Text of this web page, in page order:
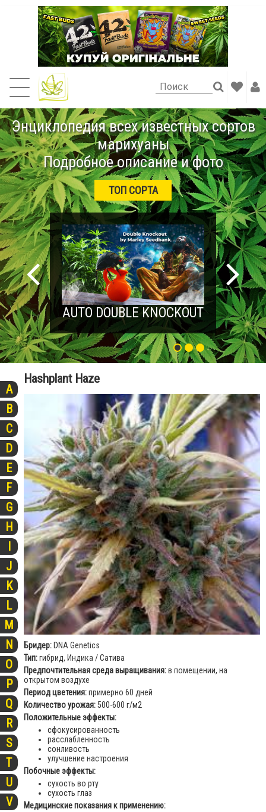
Энциклопедия всех известных сортов
марихуаны
Подробное описание и фото
ТОП СОРТА
AUTO DOUBLE KNOCKOUT
A
B
C
D
E
F
G
H
I
J
K
L
M
N
O
P
Q
R
S
T
U
V
Hashplant Haze
Бридер: DNA Genetics
Тип:гибрид, Индика / Сатива
Предпочтительная среда выращивания:в помещении, на
открытом воздухе
Период цветения:примерно 60 дней
Количество урожая:500-600 г/м2
Положительные эффекты:
сфокусированность
расслабленность
сонливость
улучшение настроения
Побочные эффекты:
сухость во рту
сухость глаз
Медицинские показания к применению: